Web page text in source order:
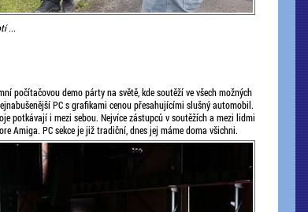
...
počítačovou demo párty na světě, kde soutěží ve všech možných
PC s grafikami cenou přesahujícími slušný automobil.
potkávají i mezi sebou. Nejvíce zástupců v soutěžích a mezi lidmi
Amiga. PC sekce je již tradiční, dnes jej máme doma všichni.